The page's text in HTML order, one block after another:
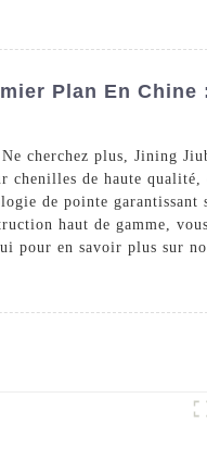
Plan En
cherchez plus, Jining
chenilles de haute
de pointe
haut de gamme,
pour en savoir plus sur